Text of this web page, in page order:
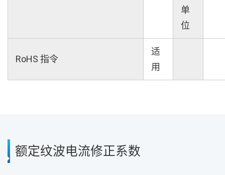
单
位
RoHS 指令
适
用
额定纹波电流修正系数